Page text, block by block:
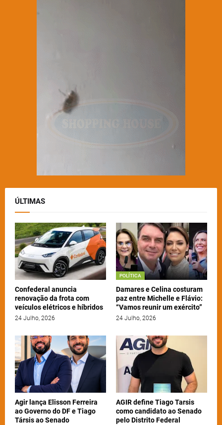
ÚLTIMAS
Confederal anuncia
renovação da frota com
veículos elétricos e híbridos
24 Julho, 2026
POLÍTICA
Damares e Celina costuram
paz entre Michelle e Flávio:
“Vamos reunir um exército”
24 Julho, 2026
Agir lança Elisson Ferreira
ao Governo do DF e Tiago
Társis ao Senado
AGIR define Tiago Tarsis
como candidato ao Senado
pelo Distrito Federal